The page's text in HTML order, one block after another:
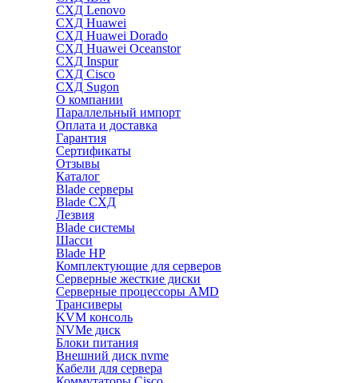
СХД Lenovo
СХД Huawei
СХД Huawei Dorado
СХД Huawei Oceanstor
СХД Inspur
СХД Cisco
СХД Sugon
О компании
Параллельный импорт
Оплата и доставка
Гарантия
Сертификаты
Отзывы
Каталог
Blade серверы
Blade СХД
Лезвия
Blade системы
Шасси
Blade HP
Комплектующие для серверов
Серверные жесткие диски
Серверные процессоры AMD
Трансиверы
KVM консоль
NVMe диск
Блоки питания
Внешний диск nvme
Кабели для сервера